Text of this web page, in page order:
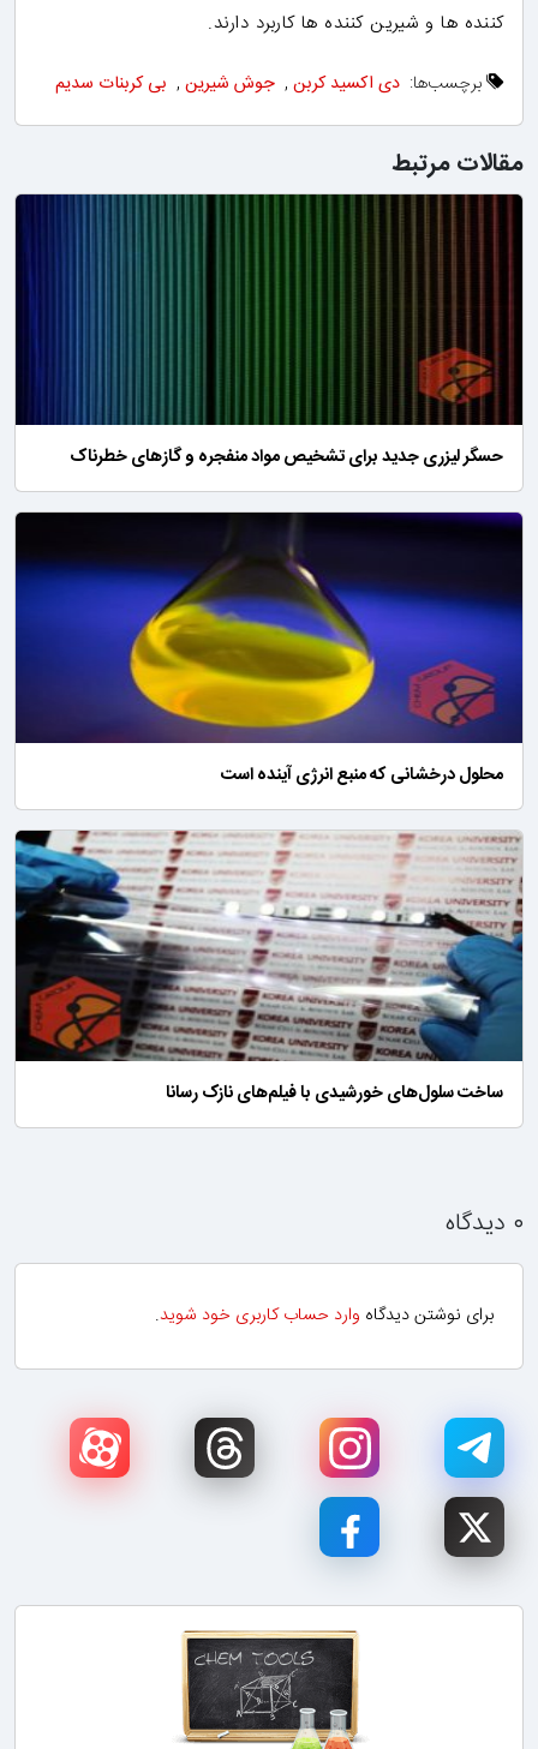
کننده ها و شیرین کننده ها کاربرد دارند.
برچسب‌ها: دی اکسید کربن , جوش شیرین , بی کربنات سدیم
مقالات مرتبط
حسگر لیزری جدید برای تشخیص مواد منفجره و گازهای خطرناک
محلول درخشانی که منبع انرژی آینده‌ است
ساخت سلول‌های خورشیدی با فیلم‌های نازک رسانا
۰ دیدگاه
برای نوشتن دیدگاه وارد حساب کاربری خود شوید.